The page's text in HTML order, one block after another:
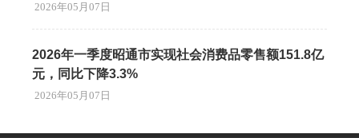
2026年05月07日
2026年一季度昭通市实现社会消费品零售额151.8亿
元，同比下降3.3%
2026年05月07日